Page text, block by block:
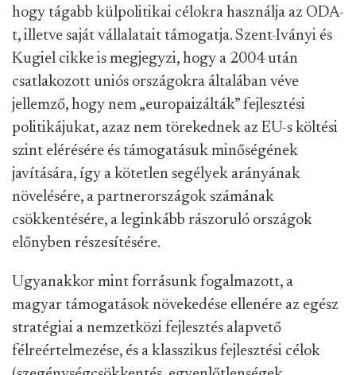
hogy tágabb külpolitikai célokra használja az ODA-
t, illetve saját vállalatait támogatja. Szent-Iványi és
Kugiel cikke is megjegyzi, hogy a 2004 után
csatlakozott uniós országokra általában véve
jellemző, hogy nem „europaizálták” fejlesztési
politikájukat, azaz nem törekednek az EU-s költési
szint elérésére és támogatásuk minőségének
javítására, így a kötetlen segélyek arányának
növelésére, a partnerországok számának
csökkentésére, a leginkább rászoruló országok
előnyben részesítésére.
Ugyanakkor mint forrásunk fogalmazott, a
magyar támogatások növekedése ellenére az egész
stratégiai a nemzetközi fejlesztés alapvető
félreértelmezése, és a klasszikus fejlesztési célok